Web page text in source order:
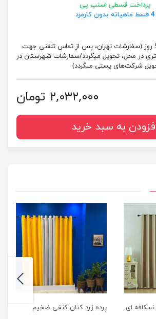
پرداخت قسطی اسنپ پی
4 قسط ماهیانه بدون کارمزد
حداکثر 5 روز (سفارشات تهران، پس از تماس تلفنی جهت
در محل، تحویل میگردد/سفارشات شهرستان در
شرکت‌های پستی میگردد)
۲,۰۳۲,۰۰۰ تومان
به سبد خرید
ای پرده زرد کتان کنفی ضخیم